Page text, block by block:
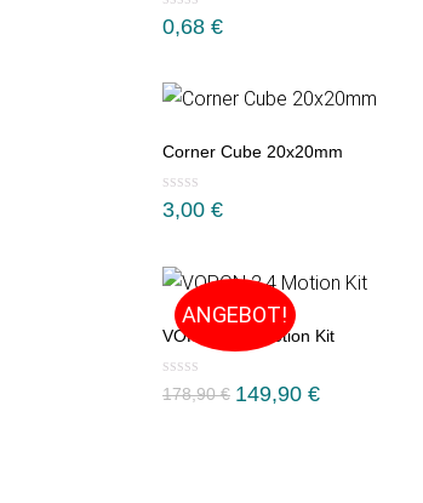
0,68 €
Corner Cube 20x20mm
3,00 €
ANGEBOT!
VORON 2.4 Motion Kit
178,90€ 149,90 €